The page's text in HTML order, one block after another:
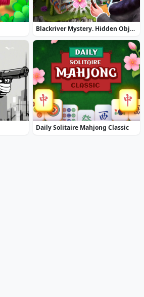
Blackriver Mystery. Hidden Objects
Daily Solitaire Mahjong Classic